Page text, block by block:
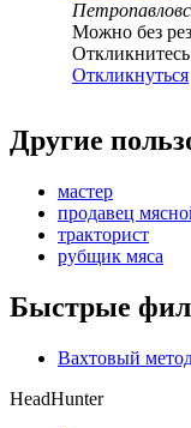
Можно без
Откликнуться
Другие
мастер
продавец
тракторист
рубщик мяса
Быстрые
Вахтовый
HeadHunter